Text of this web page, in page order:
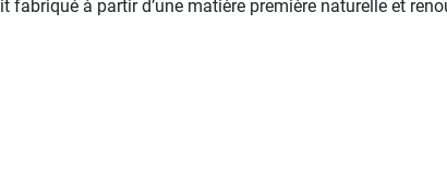
à partir d’une matière première naturelle et